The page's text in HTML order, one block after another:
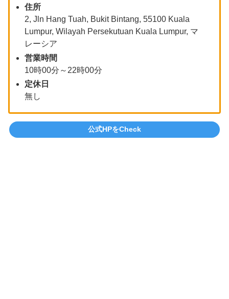
住所
2, Jln Hang Tuah, Bukit Bintang, 55100 Kuala
Lumpur, Wilayah Persekutuan Kuala Lumpur, マ
レーシア
営業時間
10時00分～22時00分
定休日
無し
公式HPをCheck